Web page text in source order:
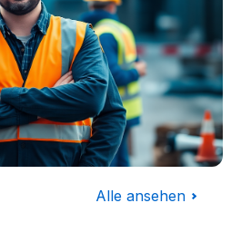
Alle ansehen